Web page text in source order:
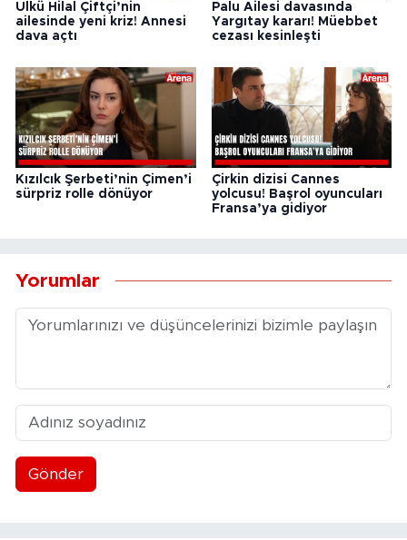
Ülkü Hilal Çiftçi’nin
ailesinde yeni kriz! Annesi
dava açtı
Palu Ailesi davasında
Yargıtay kararı! Müebbet
cezası kesinleşti
Kızılcık Şerbeti’nin Çimen’i
sürpriz rolle dönüyor
Çirkin dizisi Cannes
yolcusu! Başrol oyuncuları
Fransa’ya gidiyor
Yorumlar
Gönder